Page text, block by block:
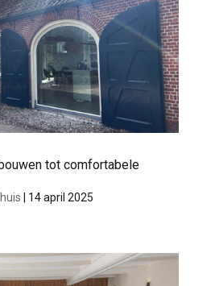
tot comfortabele
14 april 2025